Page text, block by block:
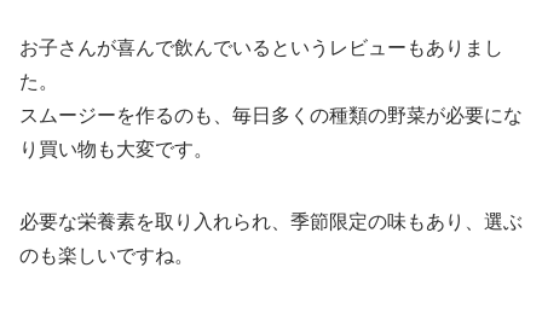
お子さんが喜んで飲んでいるというレビューもありまし
た。
スムージーを作るのも、毎日多くの種類の野菜が必要にな
り買い物も大変です。
必要な栄養素を取り入れられ、季節限定の味もあり、選ぶ
のも楽しいですね。